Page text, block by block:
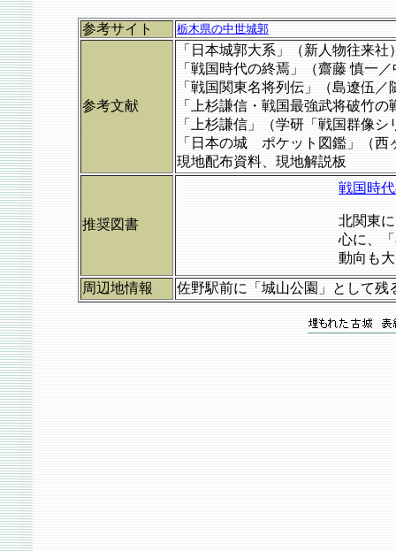
参考サイト 栃木県の中世城郭
参考文献
「日本城郭大系」（新人物往来社
「戦国時代の終焉」（齋藤 慎一
「戦国関東名将列伝」（島遼伍／
「上杉謙信・戦国最強武将破竹
「上杉謙信」（学研「戦国群像シ
「日本の城 ポケット図鑑」（西
現地配布資料、現地解説板
推奨図書
戦国時
北関東
心に、
動向も
周辺地情報
佐野駅前に「城山公園」として残